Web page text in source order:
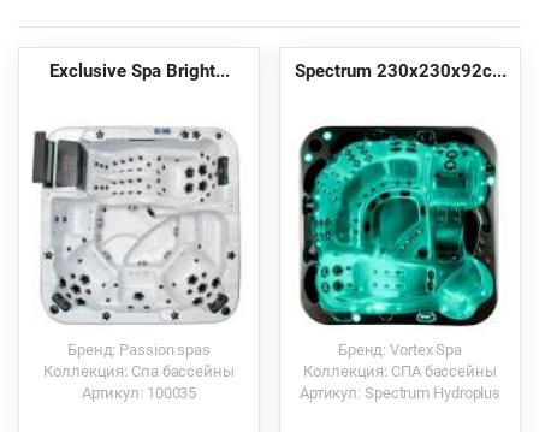
Exclusive Spa Bright...
Бренд: Passion spas
Коллекция: Спа бассейны
Артикул: 100035
Spectrum 230х230x92с...
Бренд: Vortex Spa
Коллекция: СПА бассейны
Артикул: Spectrum Hydroplus